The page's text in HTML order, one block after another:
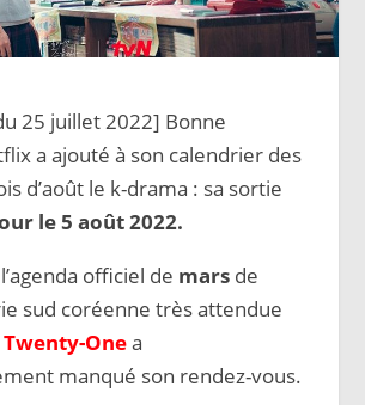
25 juillet 2022] Bonne
a ajouté à son calendrier des
d’août le k-drama : sa sortie
le 5 août 2022.
officiel de mars de
sud coréenne très attendue
Onea
manqué son rendez-vous.